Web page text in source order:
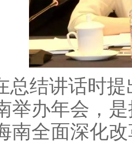
总结讲话时
举办年会，
南全面深化